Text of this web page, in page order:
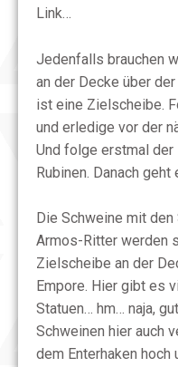
Link…
Jedenfalls brauchen
an der Decke über
ist eine Zielscheibe.
und erledige vor der
Und folge erstmal der
Rubinen. Danach geht
Die Schweine mit
Armos-Ritter werden
Zielscheibe an der
Empore. Hier gibt es
Statuen… hm… naja,
Schweinen hier auch
dem Enterhaken